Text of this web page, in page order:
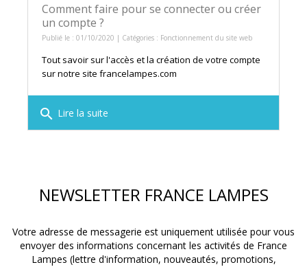
Comment faire pour se connecter ou créer
un compte ?
Publié le : 01/10/2020 | Catégories : Fonctionnement du site web
Tout savoir sur l'accès et la création de votre compte
sur notre site francelampes.com
search Lire la suite
NEWSLETTER FRANCE LAMPES
Votre adresse de messagerie est uniquement utilisée pour vous
envoyer des informations concernant les activités de France
Lampes (lettre d'information, nouveautés, promotions,